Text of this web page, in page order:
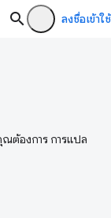
ลงชื่อเข้าใช้
ณต้องการ การแปล